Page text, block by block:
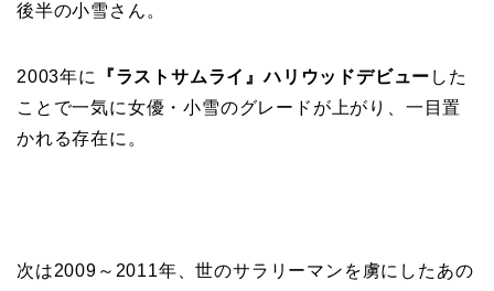
後半の小雪さん。
2003年に 『ラストサムライ』ハリウッドデビュー した
ことで一気に女優・小雪のグレードが上がり、一目置
かれる存在に。
次は2009～2011年、世のサラリーマンを虜にしたあの